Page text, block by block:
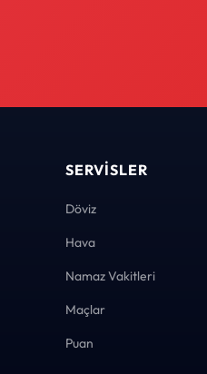
SERVISLER
Döviz
Hava
Namaz Vakitleri
Maçlar
Puan